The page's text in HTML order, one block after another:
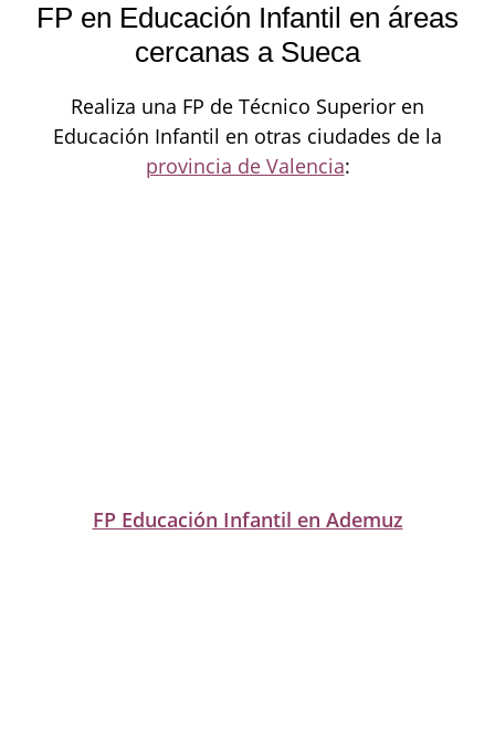
FP en Educación Infantil en áreas
cercanas a Sueca
Realiza una FP de Técnico Superior en
Educación Infantil en otras ciudades de la
provincia de Valencia:
FP Educación Infantil en Ademuz